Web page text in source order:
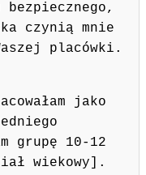
czynią mnie
placówki.
jako
grupę 10-12
wiekowy].